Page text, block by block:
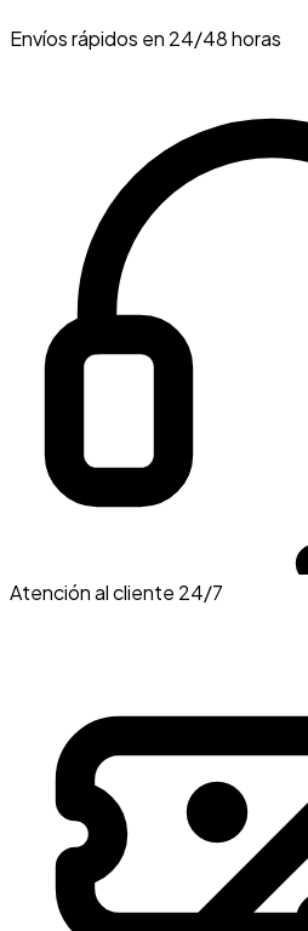
Envíos rápidos en 24/48 horas
Atención al cliente 24/7